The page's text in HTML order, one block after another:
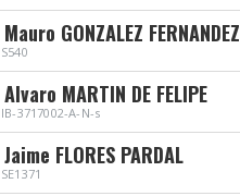
Mauro GONZALEZ FERNANDEZ
S540
Alvaro MARTIN DE FELIPE
IB-3717002-A-N-s
Jaime FLORES PARDAL
SE1371